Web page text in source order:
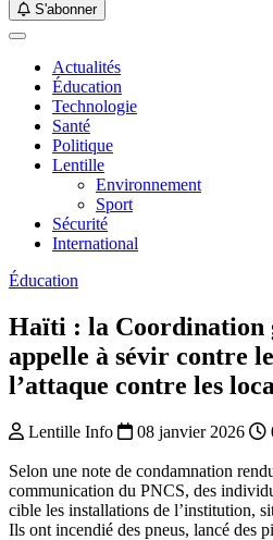
S'abonner
Actualités
Éducation
Technologie
Santé
Politique
Lentille
Environnement
Sport
Sécurité
International
Éducation
Haïti : la Coordination
appelle à sévir contre
l’attaque contre les
Lentille Info 08 janvier 2026
Selon une note de condamnation
communication du PNCS, des
cible les installations de l’institution,
Ils ont incendié des pneus, lancé des